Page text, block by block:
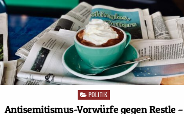
Posted
in
POLITIK
Antisemitismus-Vorwürfe gegen Restle –